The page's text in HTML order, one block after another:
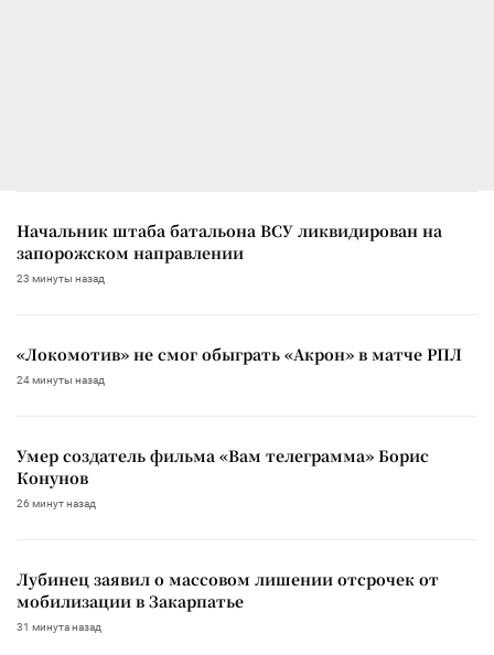
Начальник штаба батальона ВСУ ликвидирован на
запорожском направлении
23 минуты назад
«Локомотив» не смог обыграть «Акрон» в матче РПЛ
24 минуты назад
Умер создатель фильма «Вам телеграмма» Борис
Конунов
26 минут назад
Лубинец заявил о массовом лишении отсрочек от
мобилизации в Закарпатье
31 минута назад